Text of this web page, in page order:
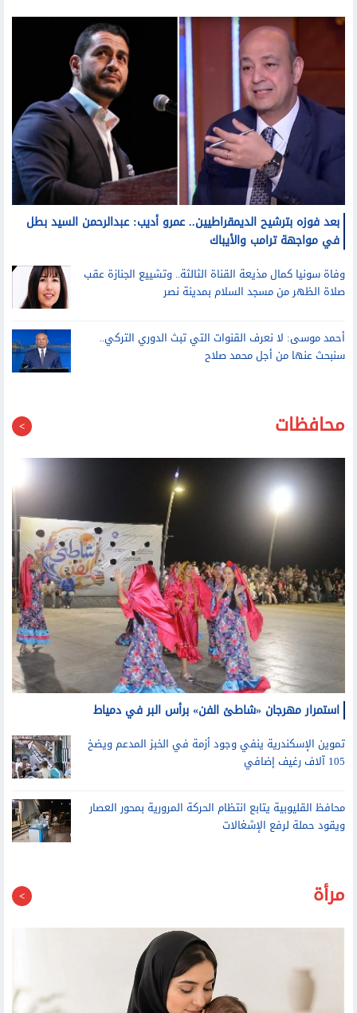
بعد فوزه بترشيح الديمقراطيين.. عمرو أديب: عبدالرحمن السيد بطل
في مواجهة ترامب والأيباك
وفاة سونيا كمال مذيعة القناة الثالثة.. وتشييع الجنازة عقب
صلاة الظهر من مسجد السلام بمدينة نصر
أحمد موسى: لا نعرف القنوات التي تبث الدوري التركي..
سنبحث عنها من أجل محمد صلاح
محافظات
استمرار مهرجان «شاطئ الفن» برأس البر في دمياط
تموين الإسكندرية ينفي وجود أزمة في الخبز المدعم ويضخ
105 آلاف رغيف إضافي
محافظ القليوبية يتابع انتظام الحركة المرورية بمحور العصار
ويقود حملة لرفع الإشغالات
مرأة